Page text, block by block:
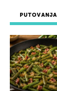
PUTOVANJA